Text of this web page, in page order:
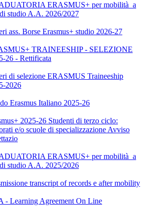
ERASMUS+ per mobilità a
studio A.A. 2026/2027
ass. Borse Erasmus+ studio 2026-27
TRAINEESHIP - SELEZIONE
26 - Rettificata
di selezione ERASMUS Traineeship
2026
Erasmus Italiano 2025-26
2025-26 Studenti di terzo ciclo:
e/o scuole di specializzazione Avviso
ERASMUS+ per mobilità a
studio A.A. 2025/2026
transcript of records e after mobility
- Learning Agreement On Line